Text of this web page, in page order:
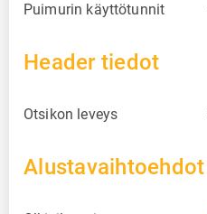
Puimurin käyttötunnit
Header tiedot
Otsikon leveys
Alustavaihtoehdot